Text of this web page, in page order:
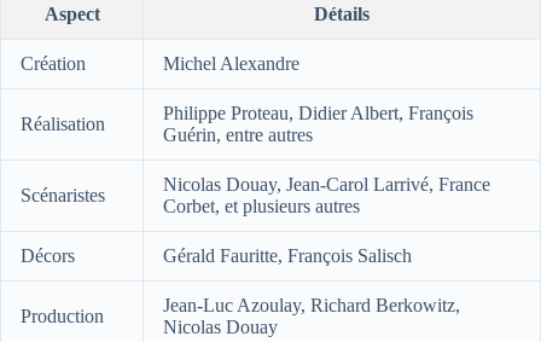
Aspect Détails
Création Michel Alexandre
Réalisation
Philippe Proteau, Didier Albert, François
Guérin, entre autres
Scénaristes
Nicolas Douay, Jean-Carol Larrivé, France
Corbet, et plusieurs autres
Décors Gérald Fauritte, François Salisch
Production
Jean-Luc Azoulay, Richard Berkowitz,
Nicolas Douay